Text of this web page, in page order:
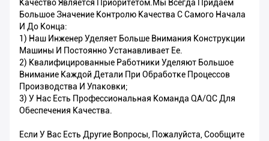
Качество Является Приоритетом.Мы Всегда Придаем
Большое Значение Контролю Качества С Самого Начала
И До Конца:
1) Наш Инженер Уделяет Больше Внимания Конструкции
Машины И Постоянно Устанавливает Ее.
2) Квалифицированные Работники Уделяют Большое
Внимание Каждой Детали При Обработке Процессов
Производства И Упаковки;
3) У Нас Есть Профессиональная Команда QA/QC Для
Обеспечения Качества.
Если У Вас Есть Другие Вопросы, Пожалуйста, Сообщите